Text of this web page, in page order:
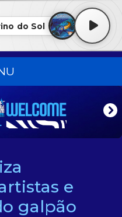
do Sol
e
galpão